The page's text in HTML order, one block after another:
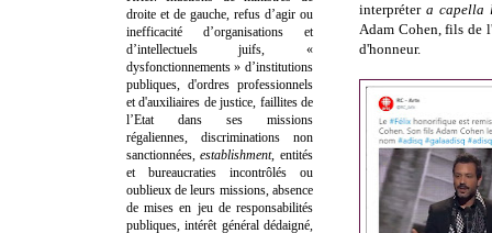
interprétera capella
Adam Cohen, fils de
d'honneur.
droite et de gauche, refus d’agir ou
inefficacité d’organisations et
d’intellectuels juifs, «
dysfonctionnements » d’institutions
publiques, d'ordres professionnels
et d'auxiliaires de justice, faillites de
l’Etat dans ses missions
régaliennes, discriminations non
sanctionnées,establishment, entités
et bureaucraties incontrôlés ou
oublieux de leurs missions, absence
de mises en jeu de responsabilités
publiques, intérêt général dédaigné,